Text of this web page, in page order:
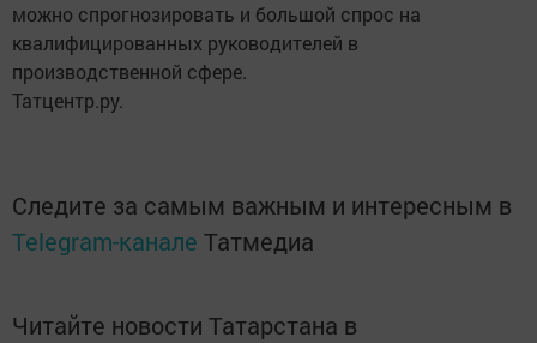
можно спрогнозировать и большой спрос на
квалифицированных руководителей в
производственной сфере.
Татцентр.ру.
Следите за самым важным и интересным в
Telegram-канале Татмедиа
Читайте новости Татарстана в